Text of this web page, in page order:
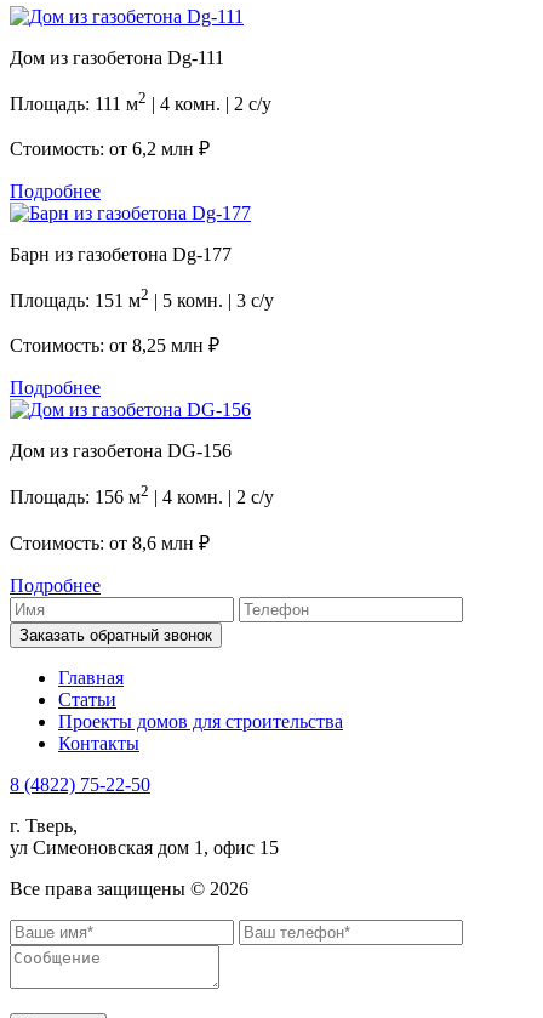
Дом из газобетона Dg-111
Площадь: 111 м2 | 4 комн. | 2 с/у
Стоимость: от 6,2 млн ₽
Подробнее
Барн из газобетона Dg-177
Площадь: 151 м2 | 5 комн. | 3 с/у
Стоимость: от 8,25 млн ₽
Подробнее
Дом из газобетона DG-156
Площадь: 156 м2 | 4 комн. | 2 с/у
Стоимость: от 8,6 млн ₽
Подробнее
Заказать обратный звонок
Главная
Статьи
Проекты домов для строительства
Контакты
8 (4822) 75-22-50
г. Тверь,
ул Симеоновская дом 1, офис 15
Все права защищены © 2026